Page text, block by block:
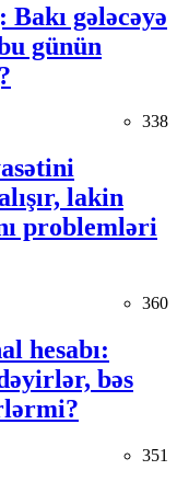
Bakı gələcəyə
günün
338
lakin
problemləri
360
hesabı:
bəs
351